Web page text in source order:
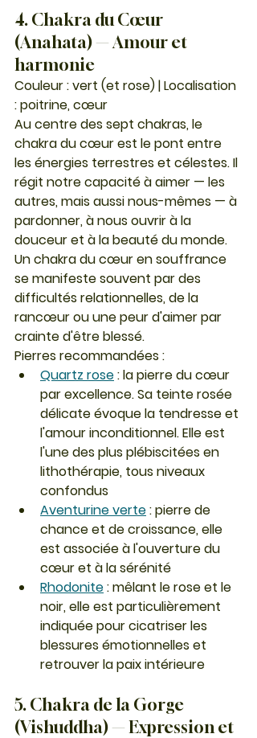
4. Chakra du Cœur
(Anahata) — Amour et
harmonie
Couleur : vert (et rose) | Localisation
: poitrine, cœur
Au centre des sept chakras, le
chakra du cœur est le pont entre
les énergies terrestres et célestes. Il
régit notre capacité à aimer — les
autres, mais aussi nous-mêmes — à
pardonner, à nous ouvrir à la
douceur et à la beauté du monde.
Un chakra du cœur en souffrance
se manifeste souvent par des
difficultés relationnelles, de la
rancœur ou une peur d'aimer par
crainte d'être blessé.
Pierres recommandées :
Quartz rose : la pierre du cœur
par excellence. Sa teinte rosée
délicate évoque la tendresse et
l'amour inconditionnel. Elle est
l'une des plus plébiscitées en
lithothérapie, tous niveaux
confondus
Aventurine verte : pierre de
chance et de croissance, elle
est associée à l'ouverture du
cœur et à la sérénité
Rhodonite : mêlant le rose et le
noir, elle est particulièrement
indiquée pour cicatriser les
blessures émotionnelles et
retrouver la paix intérieure
5. Chakra de la Gorge
(Vishuddha) — Expression et